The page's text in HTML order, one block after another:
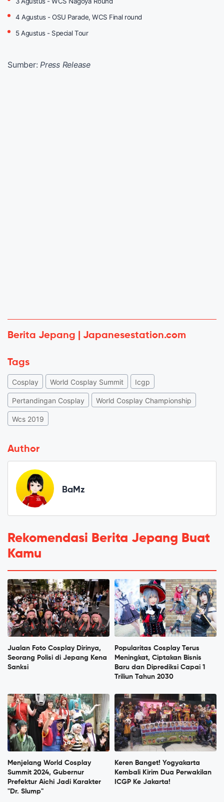
4 Agustus - OSU Parade, WCS Final round
5 Agustus - Special Tour
Sumber: Press Release
Berita Jepang | Japanesestation.com
Tags
Cosplay World Cosplay Summit Icgp
Pertandingan Cosplay World Cosplay Championship
Wcs 2019
Author
BaMz
Rekomendasi Berita Jepang Buat
Kamu
Jualan Foto Cosplay Dirinya,
Seorang Polisi di Jepang Kena
Sanksi
Popularitas Cosplay Terus
Meningkat, Ciptakan Bisnis
Baru dan Diprediksi Capai 1
Triliun Tahun 2030
Menjelang World Cosplay
Summit 2024, Gubernur
Prefektur Aichi Jadi Karakter
"Dr. Slump"
Keren Banget! Yogyakarta
Kembali Kirim Dua Perwakilan
ICGP Ke Jakarta!